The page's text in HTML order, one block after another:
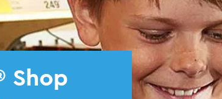
Shop